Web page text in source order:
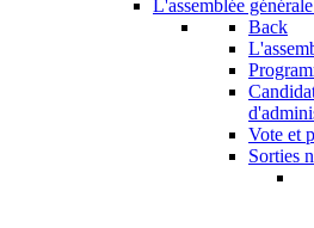
L'assemblée
Back
Vote et
Sorties